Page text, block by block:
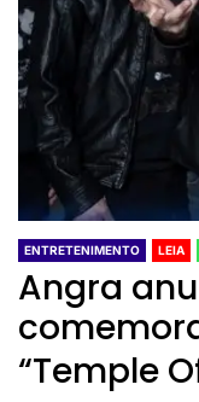
ENTRETENIMENTO LEIA
Angra
“Temple